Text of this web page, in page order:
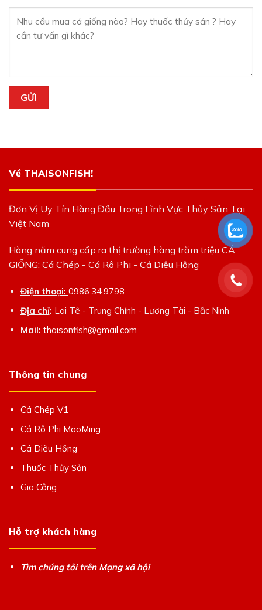
Về THAISONFISH!
Đơn Vị Uy Tín Hàng Đầu Trong Lĩnh Vực Thủy Sản Tại
Việt Nam
Hàng năm cung cấp ra thị trường hàng trăm triệu CÁ
GIỐNG: Cá Chép - Cá Rô Phi - Cá Diêu Hông
Điện thoại: 0986.34.9798
Địa chỉ: Lai Tê - Trung Chính - Lương Tài - Bắc Ninh
Mail: thaisonfish@gmail.com
Thông tin chung
Cá Chép V1
Cá Rô Phi MaoMing
Cá Diêu Hồng
Thuốc Thủy Sản
Gia Công
Hỗ trợ khách hàng
Tìm chúng tôi trên Mạng xã hội